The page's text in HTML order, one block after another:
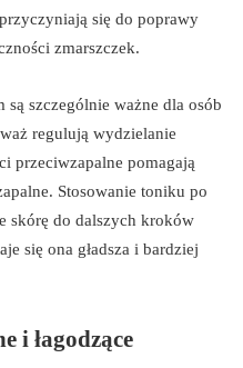
się do poprawy
zmarszczek.
szczególnie ważne dla osób
regulują wydzielanie
przeciwzapalne pomagają
Stosowanie toniku po
skórę do dalszych kroków
się ona gładsza i bardziej
i łagodzące